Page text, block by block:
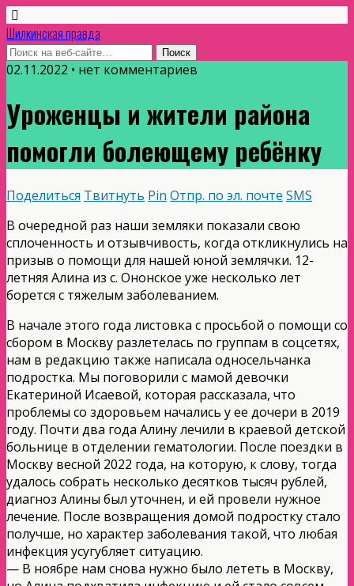
Шилкинская правда
02.11.2022 • нет комментариев
Уроженцы и жители района
помогли болеющему ребёнку
Поделиться Твитнуть Pin Отпр. по эл. почте SMS
В очередной раз наши земляки показали свою
сплоченность и отзывчивость, когда откликнулись на
призыв о помощи для нашей юной землячки. 12-
летняя Алина из с. Ононское уже несколько лет
борется с тяжелым заболеванием.
В начале этого года листовка с просьбой о помощи со
сбором в Москву разлетелась по группам в соцсетях,
нам в редакцию также написала односельчанка
подростка. Мы поговорили с мамой девочки
Екатериной Исаевой, которая рассказала, что
проблемы со здоровьем начались у ее дочери в 2019
году. Почти два года Алину лечили в краевой детской
больнице в отделении гематологии. После поездки в
Москву весной 2022 года, на которую, к слову, тогда
удалось собрать несколько десятков тысяч рублей,
диагноз Алины был уточнен, и ей провели нужное
лечение. После возвращения домой подростку стало
получше, но характер заболевания такой, что любая
инфекция усугубляет ситуацию.
— В ноябре нам снова нужно было лететь в Москву,